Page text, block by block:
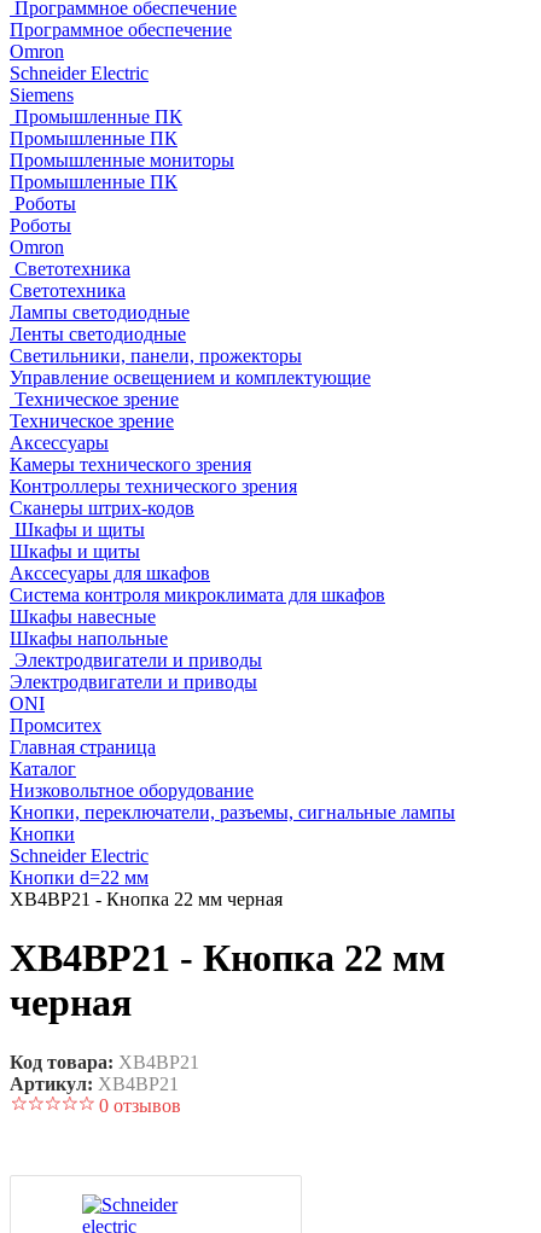
Программное обеспечение
Программное обеспечение
Omron
Schneider Electric
Siemens
Промышленные ПК
Промышленные ПК
Промышленные мониторы
Промышленные ПК
Роботы
Роботы
Omron
Светотехника
Светотехника
Лампы светодиодные
Ленты светодиодные
Светильники, панели, прожекторы
Управление освещением и комплектующие
Техническое зрение
Техническое зрение
Аксессуары
Камеры технического зрения
Контроллеры технического зрения
Сканеры штрих-кодов
Шкафы и щиты
Шкафы и щиты
Акссесуары для шкафов
Система контроля микроклимата для шкафов
Шкафы навесные
Шкафы напольные
Электродвигатели и приводы
Электродвигатели и приводы
ONI
Промситех
Главная страница
Каталог
Низковольтное оборудование
Кнопки, переключатели, разъемы, сигнальные лампы
Кнопки
Schneider Electric
Кнопки d=22 мм
XB4BP21 - Кнопка 22 мм черная
XB4BP21 - Кнопка 22 мм
черная
Код товара: XB4BP21
Артикул: XB4BP21
0 отзывов